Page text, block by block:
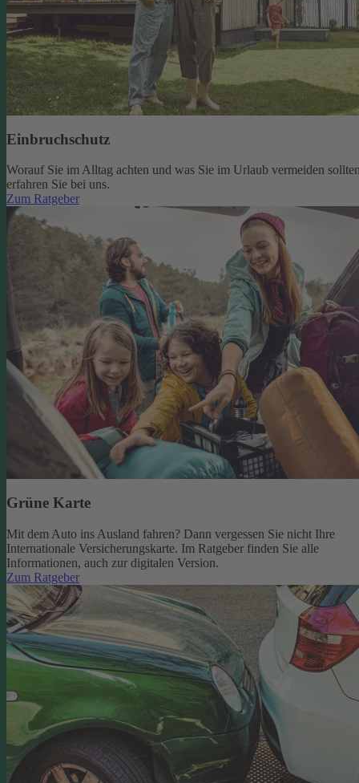
Einbruchschutz
Worauf Sie im Alltag achten und was Sie im Urlaub vermeiden
erfahren Sie bei uns.
Zum Ratgeber
Grüne Karte
Mit dem Auto ins Ausland fahren? Dann vergessen Sie nicht Ihre
Internationale Versicherungskarte. Im Ratgeber finden Sie alle
Informationen, auch zur digitalen Version.
Zum Ratgeber